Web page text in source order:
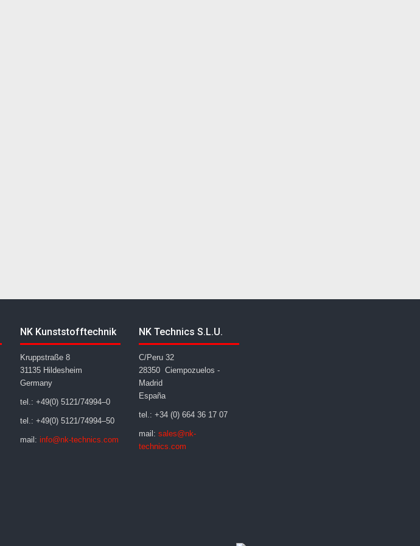
NK Kunststofftechnik
Kruppstraße 8
31135 Hildesheim
Germany
tel.: +49(0) 5121/74994–0
tel.: +49(0) 5121/74994–50
mail: info@nk-technics.com
NK Technics S.L.U.
C/Peru 32
28350 Ciempozuelos -
Madrid
España
tel.: +34 (0) 664 36 17 07
mail: sales@nk-
technics.com